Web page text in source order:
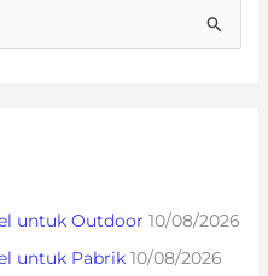
untuk Outdoor 10/08/2026
untuk Pabrik 10/08/2026